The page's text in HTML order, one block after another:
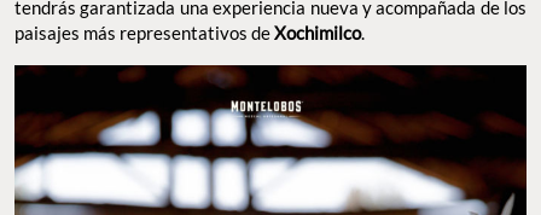
tendrás garantizada una experiencia nueva y acompañada de los
paisajes más representativos deXochimilco.